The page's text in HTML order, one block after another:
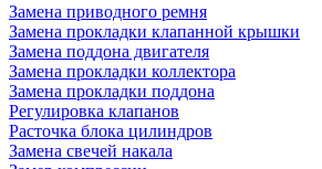
Замена приводного ремня
Замена прокладки клапанной крышки
Замена поддона двигателя
Замена прокладки коллектора
Замена прокладки поддона
Регулировка клапанов
Расточка блока цилиндров
Замена свечей накала